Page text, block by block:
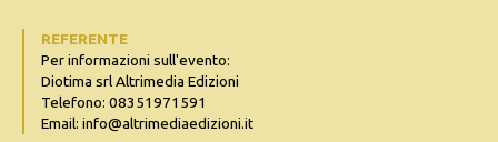
REFERENTE
Per informazioni sull'evento:
Diotima srl Altrimedia Edizioni
Telefono: 08351971591
Email: info@altrimediaedizioni.it